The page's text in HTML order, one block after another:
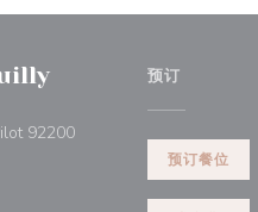
92200
预订
预订餐位